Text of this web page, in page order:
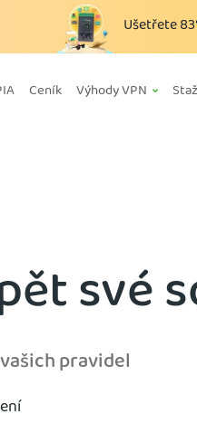
Ušetřete
Ceník Výhody VPN
své
pravidel